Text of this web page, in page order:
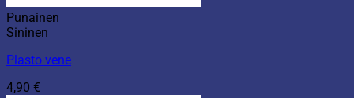
Punainen
Sininen
Plasto vene
4,90 €